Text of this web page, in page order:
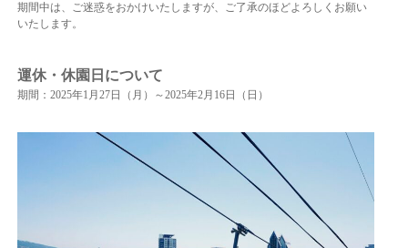
期間中は、ご迷惑をおかけいたしますが、ご了承のほどよろしくお願い
いたします。
運休・休園日について
期間：2025年1月27日（月）～2025年2月16日（日）